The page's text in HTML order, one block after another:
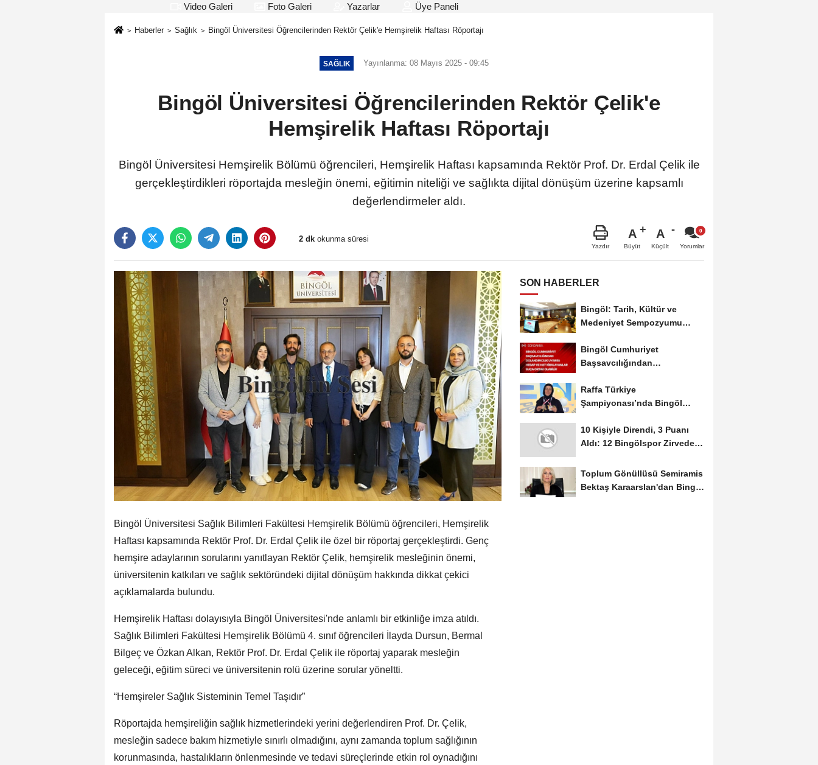
Video Galeri Foto Galeri Yazarlar Üye Paneli
Haberler Sağlık Bingöl Üniversitesi Öğrencilerinden Rektör Çelik'e Hemşirelik Haftası Röportajı
SAĞLIK Yayınlanma: 08 Mayıs 2025 - 09:45
Bingöl Üniversitesi Öğrencilerinden Rektör Çelik'e
Hemşirelik Haftası Röportajı
Bingöl Üniversitesi Hemşirelik Bölümü öğrencileri, Hemşirelik Haftası kapsamında Rektör Prof. Dr. Erdal Çelik ile
gerçekleştirdikleri röportajda mesleğin önemi, eğitimin niteliği ve sağlıkta dijital dönüşüm üzerine kapsamlı
değerlendirmeler aldı.
2 dk okunma süresi
Yazdır
A
Büyüt
A
Küçült Yorumlar
Bingöl Üniversitesi Sağlık Bilimleri Fakültesi Hemşirelik Bölümü öğrencileri, Hemşirelik
Haftası kapsamında Rektör Prof. Dr. Erdal Çelik ile özel bir röportaj gerçekleştirdi. Genç
hemşire adaylarının sorularını yanıtlayan Rektör Çelik, hemşirelik mesleğinin önemi,
üniversitenin katkıları ve sağlık sektöründeki dijital dönüşüm hakkında dikkat çekici
açıklamalarda bulundu.
Hemşirelik Haftası dolayısıyla Bingöl Üniversitesi'nde anlamlı bir etkinliğe imza atıldı.
Sağlık Bilimleri Fakültesi Hemşirelik Bölümü 4. sınıf öğrencileri İlayda Dursun, Bermal
Bilgeç ve Özkan Alkan, Rektör Prof. Dr. Erdal Çelik ile röportaj yaparak mesleğin
geleceği, eğitim süreci ve üniversitenin rolü üzerine sorular yöneltti.
“Hemşireler Sağlık Sisteminin Temel Taşıdır”
Röportajda hemşireliğin sağlık hizmetlerindeki yerini değerlendiren Prof. Dr. Çelik,
mesleğin sadece bakım hizmetiyle sınırlı olmadığını, aynı zamanda toplum sağlığının
korunmasında, hastalıkların önlenmesinde ve tedavi süreçlerinde etkin rol oynadığını
SON HABERLER
Bingöl: Tarih, Kültür ve
Medeniyet Sempozyumu
Bingöl Cumhuriyet
Başsavcılığından
Raffa Türkiye
Şampiyonası’nda Bingöl
10 Kişiyle Direndi, 3 Puanı
Aldı: 12 Bingölspor Zirvedeki
Toplum Gönüllüsü Semiramis
Bektaş Karaarslan'dan Bingöl